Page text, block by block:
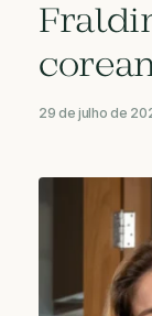
29 de julho de